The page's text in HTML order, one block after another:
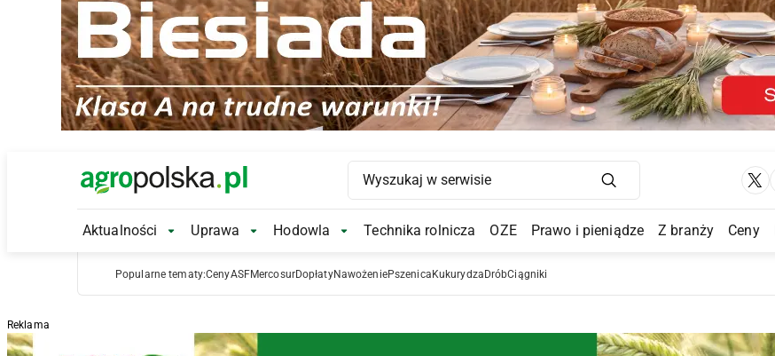
Main Logo
Main Navigation
Aktualności Aktualności Submenu
Uprawa Uprawa Submenu
Hodowla Hodowla Submenu
Technika rolnicza OZE Prawo i pieniądze Z branży Ceny
Popularne tematy:CenyASFMercosurDopłatyNawożeniePszenica Kukurydza DróbCiągniki
Reklama